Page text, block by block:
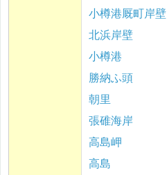
小樽港厩町岸壁
北浜岸壁
小樽港
勝納ふ頭
朝里
張碓海岸
高島岬
高島